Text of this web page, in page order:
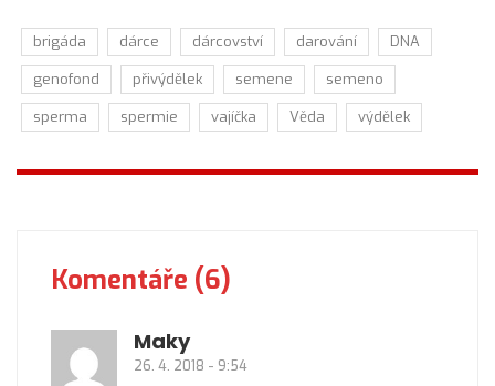
brigáda dárce dárcovství darování
DNA
genofond
přivýdělek semene
semeno
sperma
spermie vajíčka Věda výdělek
Komentáře (6)
Maky
26. 4. 2018 - 9:54